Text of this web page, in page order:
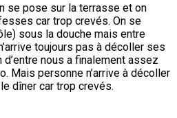
se pose sur la terrasse et on
car trop crevés. On se
sous la douche mais entre
toujours pas à décoller ses
nous a finalement assez
Mais personne n’arrive à décoller
dîner car trop crevés.